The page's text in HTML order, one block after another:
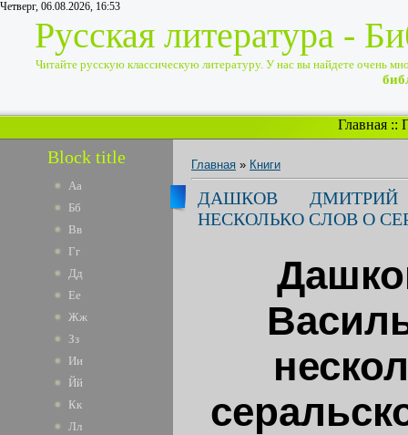
Четверг, 06.08.2026, 16:53
Русская литература -
Читайте русскую классическую литературу. У нас вы найдете очень
Главная ::
Block title
Аа
Бб
Вв
Гг
Дд
Ее
Жж
Зз
Ии
Йй
Кк
Лл
Главная » Книги
ДАШКОВ
НЕСКОЛЬКО СЛОВ О